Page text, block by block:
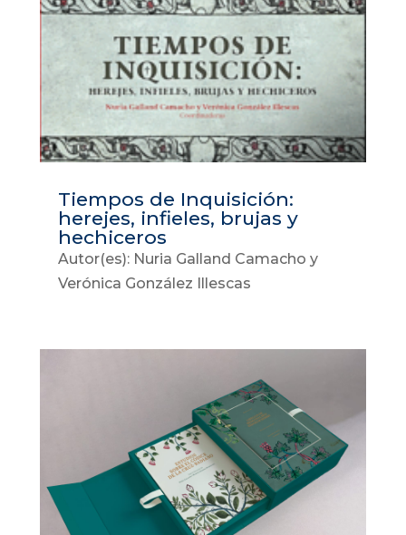
Tiempos de Inquisición:
herejes, infieles, brujas y
hechiceros
Autor(es): Nuria Galland Camacho y
Verónica González Illescas